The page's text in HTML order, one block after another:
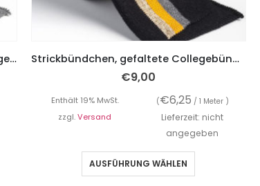
Strickbündchen, Faltbündchen, Collegebündchen in Grau mit Streifen Gold/Hellrosa/Hellblau, 135 cm Strickbündchen, gefaltete Collegebündchen in Schwarz mit Streifen Gold/Curry/Grau, 130 cm
€9,00
Enthält 19% MwSt. (€6,25 / 1 Meter )
zzgl.Versand
Lieferzeit: nicht
angegeben
AUSFÜHRUNG WÄHLEN